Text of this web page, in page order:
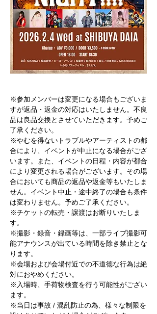
※参加メンバーは変更になる場合もございま
すが返品・返金の対応はいたしません。不良
品は良品交換とさせていただきます。予めご
了承ください。
※やむを得ないトラブルやアーティストの都
合により、イベントが中止になる場合がござ
います。また、イベントの日程・内容が都合
により変更される場合がございます。その場
合においても商品の返品や返金等もいたしま
せん。イベント中止・途中終了の場合も条件
は変わりません。予めご了承ください。
※チケットの転売・譲渡はお断りいたしま
す。
※撮影・録音・録画等は、一部ライブ撮影可
能アナウンスが出ている時間を除き禁止とな
ります。
※会場および会場付近での不道徳な行為は絶
対におやめください。
※入場時、手荷物検査を行う可能性がござい
ます。
※当日は事故 / 混乱防止の為、様々な制限を